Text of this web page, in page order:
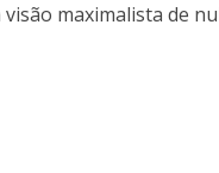
maximalista de